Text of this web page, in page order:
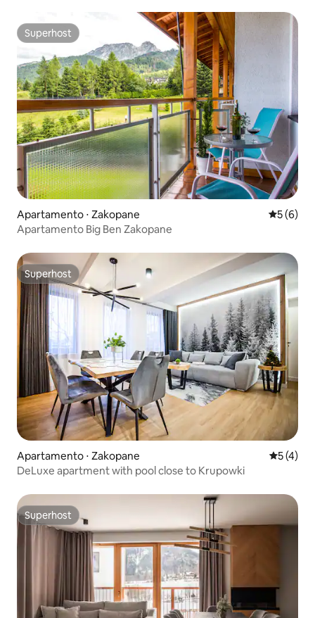
Superhost
Superhost
Apartamento ⋅ Zakopane 5 de
5 (6)
Apartamento Big Ben Zakopane
Superhost
Superhost
Apartamento ⋅ Zakopane 5 de
5 (4)
DeLuxe apartment with pool close to Krupowki
Superhost
Superhost